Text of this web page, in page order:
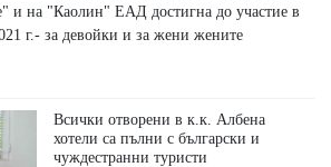
и на "Каолин" ЕАД достигна до участие в
г.- за девойки и за жени жените
Всички отворени в к.к. Албена
хотели са пълни с български и
чуждестранни туристи